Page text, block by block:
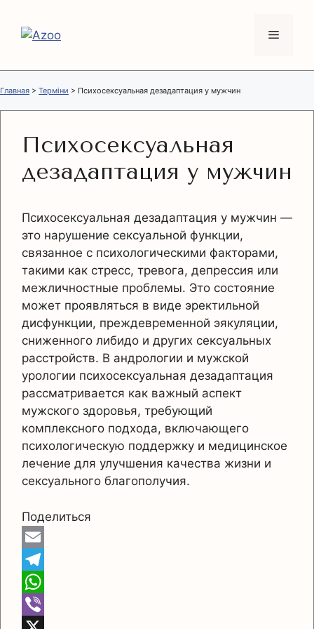
содержимому
Меню
Главная > Терміни > Психосексуальная дезадаптация у мужчин
Психосексуальная
дезадаптация у мужчин
Психосексуальная дезадаптация у мужчин —
это нарушение сексуальной функции,
связанное с психологическими факторами,
такими как стресс, тревога, депрессия или
межличностные проблемы. Это состояние
может проявляться в виде эректильной
дисфункции, преждевременной эякуляции,
сниженного либидо и других сексуальных
расстройств. В андрологии и мужской
урологии психосексуальная дезадаптация
рассматривается как важный аспект
мужского здоровья, требующий
комплексного подхода, включающего
психологическую поддержку и медицинское
лечение для улучшения качества жизни и
сексуального благополучия.
Поделиться
E
m
a
T
e
W